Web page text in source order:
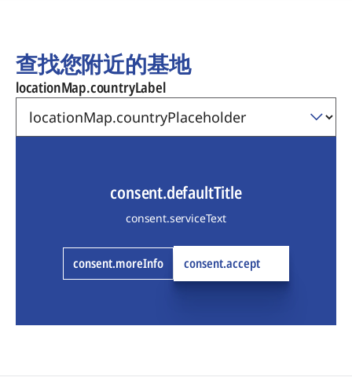
查找您附近的基地
locationMap.countryLabel
consent.defaultTitle
consent.serviceText
consent.moreInfo consent.accept